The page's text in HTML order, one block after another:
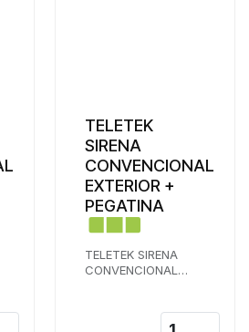
TELETEK
SIRENA
CONVENCIONAL
EXTERIOR +
PEGATINA
TELETEK SIRENA
CONVENCIONAL